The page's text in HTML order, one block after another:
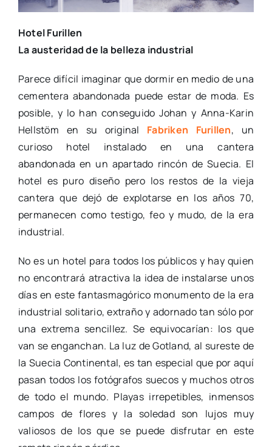
Hotel Furillen
La austeridad de la belleza industrial
Parece difícil imaginar que dormir en medio de una
cementera abandonada puede estar de moda. Es
posible, y lo han conseguido Johan y Anna-Karin
Hellstöm en su original Fabriken Furillen, un
curioso hotel instalado en una cantera
abandonada en un apartado rincón de Suecia. El
hotel es puro diseño pero los restos de la vieja
cantera que dejó de explotarse en los años 70,
permanecen como testigo, feo y mudo, de la era
industrial.
No es un hotel para todos los públicos y hay quien
no encontrará atractiva la idea de instalarse unos
días en este fantasmagórico monumento de la era
industrial solitario, extraño y adornado tan sólo por
una extrema sencillez. Se equivocarían: los que
van se enganchan. La luz de Gotland, al sureste de
la Suecia Continental, es tan especial que por aquí
pasan todos los fotógrafos suecos y muchos otros
de todo el mundo. Playas irrepetibles, inmensos
campos de flores y la soledad son lujos muy
valiosos de los que se puede disfrutar en este